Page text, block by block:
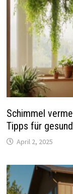
Schimmel
Tipps für
April 2, 2025